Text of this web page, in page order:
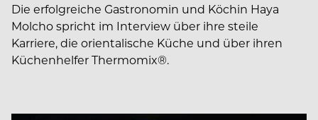
Die erfolgreiche Gastronomin und Köchin Haya
Molcho spricht im Interview über ihre steile
Karriere, die orientalische Küche und über ihren
Küchenhelfer Thermomix®.